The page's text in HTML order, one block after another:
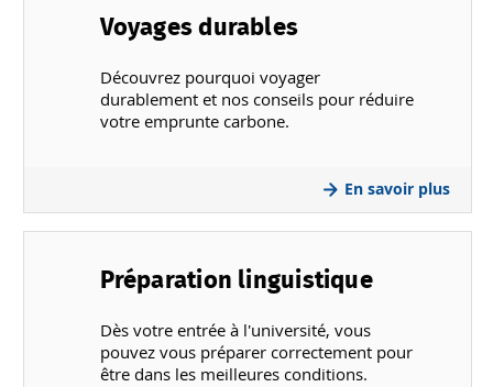
Voyages durables
Découvrez pourquoi voyager
durablement et nos conseils pour réduire
votre emprunte carbone.
En savoir plus
Préparation linguistique
Dès votre entrée à l'université, vous
pouvez vous préparer correctement pour
être dans les meilleures conditions.